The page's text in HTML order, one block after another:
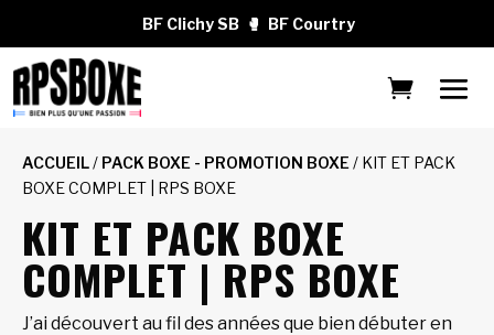
BF Clichy SB 🥊 BF Courtry
ACCUEIL/ PACK BOXE - PROMOTION BOXE / KIT ET PACK
BOXE COMPLET | RPS BOXE
KIT ET PACK BOXE
COMPLET | RPS BOXE
J’ai découvert au fil des années que bien débuter en